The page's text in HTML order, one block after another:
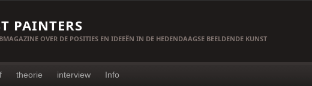
PAINTERS
OVER DE POSITIES EN IDEEËN IN DE HEDENDAAGSE BEELDENDE KUNST
theorie interview Info